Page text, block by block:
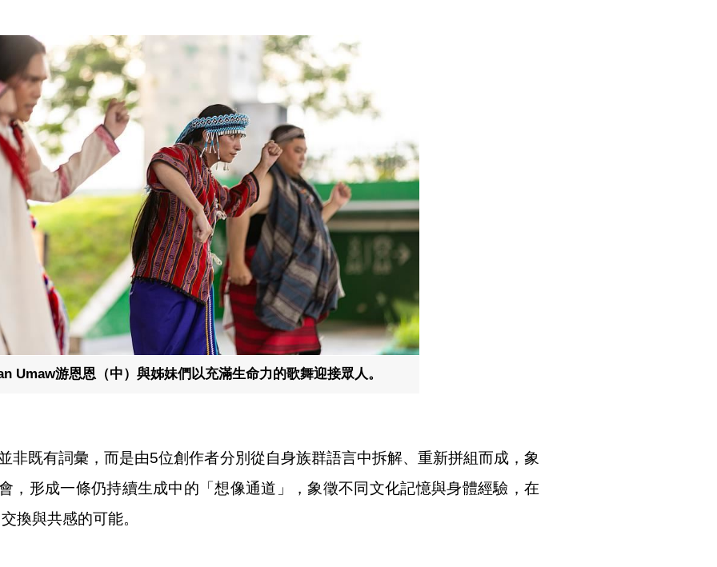
Umaw游恩恩（中）與姊妹們以充滿生命力的歌舞迎接眾人。
非既有詞彙，而是由5位創作者分別從自身族群語言中拆解、重新拼組而成，象
，形成一條仍持續生成中的「想像通道」，象徵不同文化記憶與身體經驗，在
換與共感的可能。